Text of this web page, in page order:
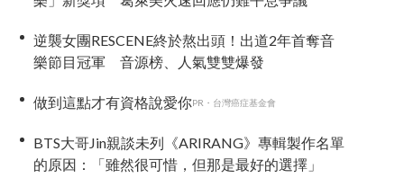
逆襲女團RESCENE終於熬出頭！出道2年首奪音
樂節目冠軍 音源榜、人氣雙雙爆發
做到這點才有資格說愛你PR・台灣癌症基金會
BTS大哥Jin親談未列《ARIRANG》專輯製作名單
的原因：「雖然很可惜，但那是最好的選擇」